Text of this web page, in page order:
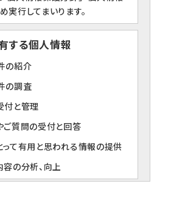
実行してまいります。
する個人情報
の紹介
の調査
付と管理
ご質問の受付と回答
て有用と思われる情報の提供
の分析、向上